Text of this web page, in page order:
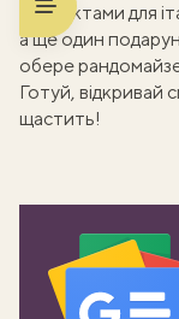
продуктами для
а ще один
обере
Готуй, відкривай
щастить!